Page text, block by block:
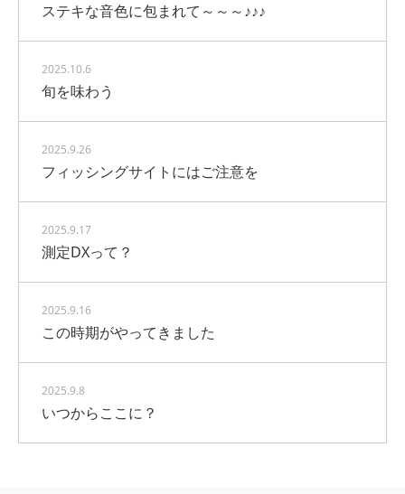
ステキな音色に包まれて～～～♪♪♪
2025.10.6
旬を味わう
2025.9.26
フィッシングサイトにはご注意を
2025.9.17
測定DXって？
2025.9.16
この時期がやってきました
2025.9.8
いつからここに？